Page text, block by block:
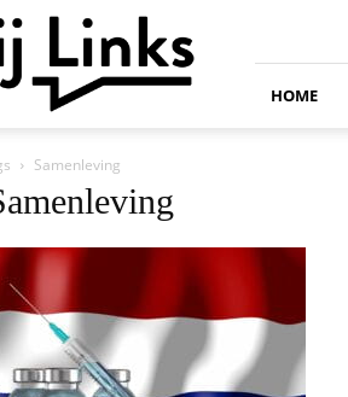
HOME
Samenleving